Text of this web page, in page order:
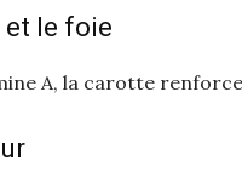
et le foie
A, la carotte